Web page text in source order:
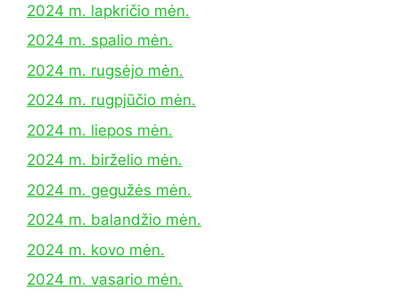
2024 m. lapkričio mėn.
2024 m. spalio mėn.
2024 m. rugsėjo mėn.
2024 m. rugpjūčio mėn.
2024 m. liepos mėn.
2024 m. birželio mėn.
2024 m. gegužės mėn.
2024 m. balandžio mėn.
2024 m. kovo mėn.
2024 m. vasario mėn.